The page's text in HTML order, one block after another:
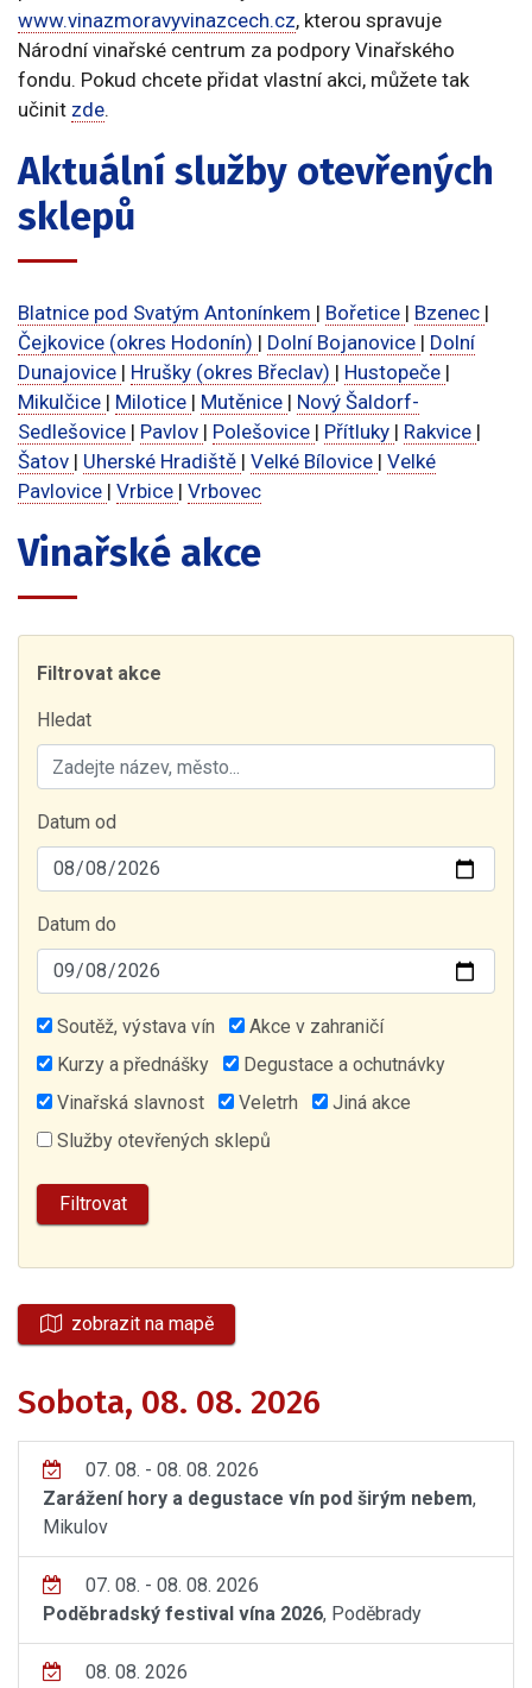
www.vinazmoravyvinazcech.cz, kterou spravuje
Národní vinařské centrum za podpory Vinařského
fondu. Pokud chcete přidat vlastní akci, můžete tak
učinit zde.
Aktuální služby otevřených
sklepů
Blatnice pod Svatým Antonínkem | Bořetice | Bzenec |
Čejkovice (okres Hodonín) | Dolní Bojanovice | Dolní
Dunajovice | Hrušky (okres Břeclav) | Hustopeče |
Mikulčice | Milotice | Mutěnice | Nový Šaldorf-
Sedlešovice | Pavlov | Polešovice | Přítluky | Rakvice |
Šatov | Uherské Hradiště | Velké Bílovice | Velké
Pavlovice | Vrbice | Vrbovec
Vinařské akce
Filtrovat akce
Hledat
Datum od
Datum do
Soutěž, výstava vín
Akce v zahraničí
Kurzy a přednášky
Degustace a ochutnávky
Vinařská slavnost
Veletrh
Jiná akce
Služby otevřených sklepů
zobrazit na mapě
Sobota, 08. 08. 2026
07. 08. - 08. 08. 2026
Zarážení hory a degustace vín pod širým nebem,
Mikulov
07. 08. - 08. 08. 2026
Poděbradský festival vína 2026, Poděbrady
08. 08. 2026